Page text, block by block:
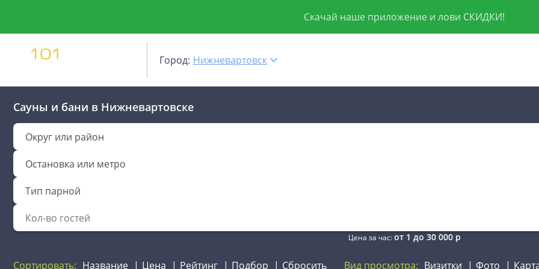
Скачай наше приложение и лови СКИДКИ!
Город: Нижневартовск
Сауны и бани в Нижневартовске
Округ или район
Остановка или метро
Тип парной
Цена за час:от 1 до 30 000р
Сортировать: Название Цена Рейтинг Подбор Сбросить Вид просмотра: Визитки Фото